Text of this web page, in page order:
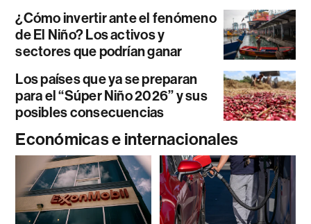
¿Cómo invertir ante el fenómeno
de El Niño? Los activos y
sectores que podrían ganar
Los países que ya se preparan
para el “Súper Niño 2026” y sus
posibles consecuencias
Económicas e internacionales